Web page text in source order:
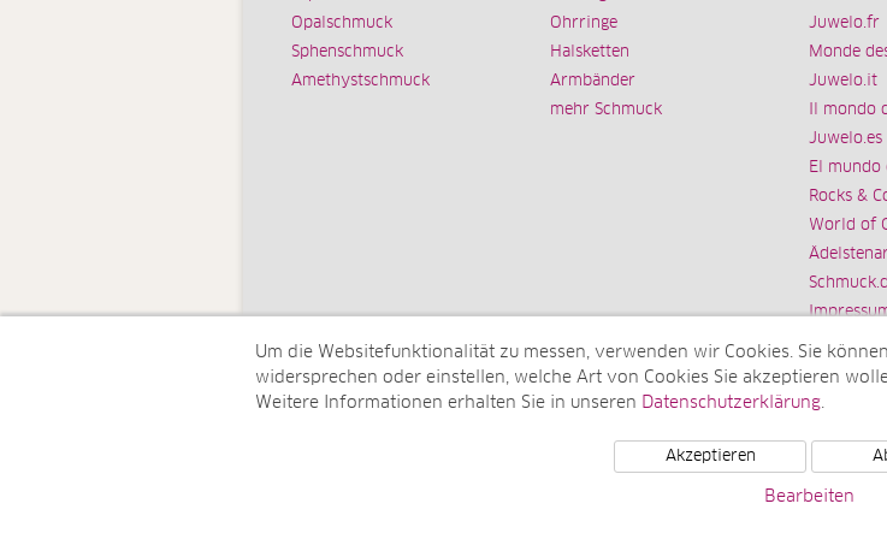
Opalschmuck
Sphenschmuck
Amethystschmuck
Ohrringe
Halsketten
Armbänder
mehr Schmuck
Juwelo.fr
Monde
Juwelo.it
Il mondo
Juwelo.es
El mundo
Rocks &
World of
© Juwelo Deutschland GmbH (ein Tochterunternehmen der elumeo SE)
Um die Websitefunktionalität zu messen, verwenden wir Cookies. Sie
widersprechen oder einstellen, welche Art von Cookies Sie akzeptieren
Weitere Informationen erhalten Sie in unseren Datenschutzerklärung.
Akzeptieren
Bearbeiten